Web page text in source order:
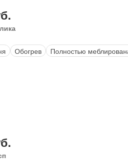
Обогрев Полностью